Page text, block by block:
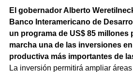
El gobernador Alberto
Banco Interamericano de
un programa de US$ 85 millones
marcha una de las inversiones
productiva más importantes de
La inversión permitirá ampliar